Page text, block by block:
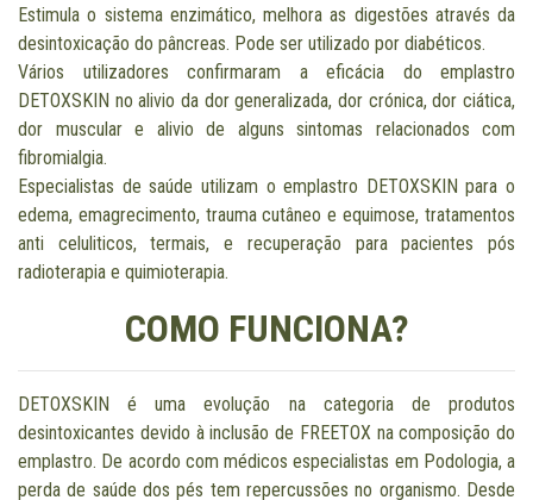
Estimula o sistema enzimático, melhora as digestões através da
desintoxicação do pâncreas. Pode ser utilizado por diabéticos.
Vários utilizadores confirmaram a eficácia do emplastro
DETOXSKIN no alivio da dor generalizada, dor crónica, dor ciática,
dor muscular e alivio de alguns sintomas relacionados com
fibromialgia.
Especialistas de saúde utilizam o emplastro DETOXSKIN para o
edema, emagrecimento, trauma cutâneo e equimose, tratamentos
anti celuliticos, termais, e recuperação para pacientes pós
radioterapia e quimioterapia.
COMO FUNCIONA?
DETOXSKIN é uma evolução na categoria de produtos
desintoxicantes devido à inclusão de FREETOX na composição do
emplastro. De acordo com médicos especialistas em Podologia, a
perda de saúde dos pés tem repercussões no organismo. Desde